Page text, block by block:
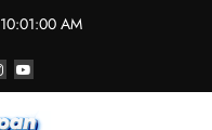
10:01:01 AM